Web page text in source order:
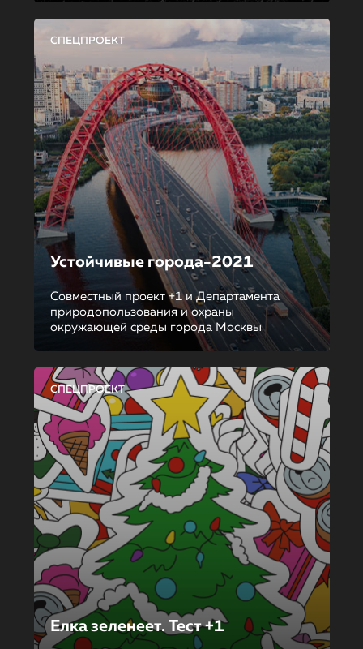
СПЕЦПРОЕКТ
Устойчивые города-2021
Совместный проект +1 и Департамента
природопользования и охраны
окружающей среды города Москвы
СПЕЦПРОЕКТ
Елка зеленеет. Тест +1